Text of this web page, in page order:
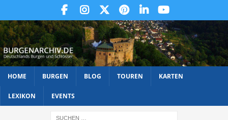
HOME BURGEN BLOG TOUREN KARTEN
LEXIKON EVENTS